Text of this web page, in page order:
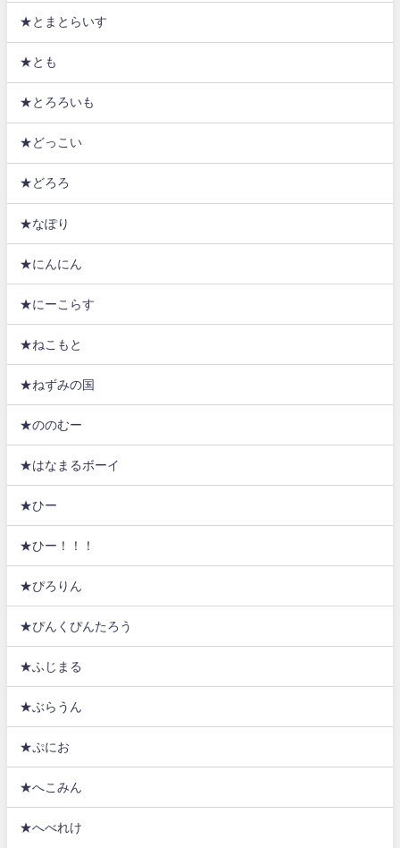
★とまとらいす
★とも
★とろろいも
★どっこい
★どろろ
★なぽり
★にんにん
★にーこらす
★ねこもと
★ねずみの国
★ののむー
★はなまるボーイ
★ひー
★ひー！！！
★ぴろりん
★ぴんくぴんたろう
★ふじまる
★ぶらうん
★ぷにお
★へこみん
★へべれけ